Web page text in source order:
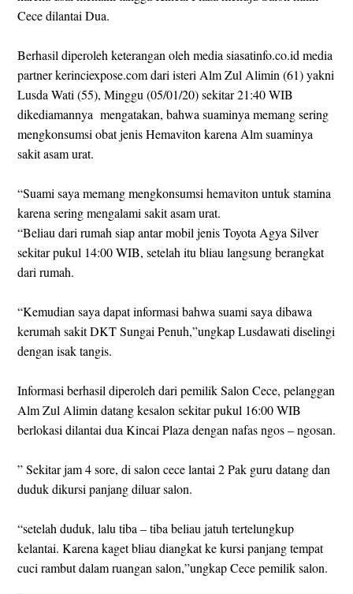
Cece dilantai Dua.
Berhasil diperoleh keterangan oleh media siasatinfo.co.id media
partner kerinciexpose.com dari isteri Alm Zul Alimin (61) yakni
Lusda Wati (55), Minggu (05/01/20) sekitar 21:40 WIB
dikediamannya mengatakan, bahwa suaminya memang sering
mengkonsumsi obat jenis Hemaviton karena Alm suaminya
sakit asam urat.
“Suami saya memang mengkonsumsi hemaviton untuk stamina
karena sering mengalami sakit asam urat.
“Beliau dari rumah siap antar mobil jenis Toyota Agya Silver
sekitar pukul 14:00 WIB, setelah itu bliau langsung berangkat
dari rumah.
“Kemudian saya dapat informasi bahwa suami saya dibawa
kerumah sakit DKT Sungai Penuh,”ungkap Lusdawati diselingi
dengan isak tangis.
Informasi berhasil diperoleh dari pemilik Salon Cece, pelanggan
Alm Zul Alimin datang kesalon sekitar pukul 16:00 WIB
berlokasi dilantai dua Kincai Plaza dengan nafas ngos – ngosan.
” Sekitar jam 4 sore, di salon cece lantai 2 Pak guru datang dan
duduk dikursi panjang diluar salon.
“setelah duduk, lalu tiba – tiba beliau jatuh tertelungkup
kelantai. Karena kaget bliau diangkat ke kursi panjang tempat
cuci rambut dalam ruangan salon,”ungkap Cece pemilik salon.